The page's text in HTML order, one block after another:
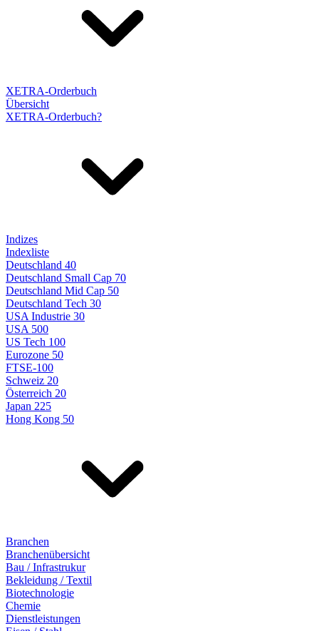
XETRA-Orderbuch
Übersicht
XETRA-Orderbuch?
Indizes
Indexliste
Deutschland 40
Deutschland Small Cap 70
Deutschland Mid Cap 50
Deutschland Tech 30
USA Industrie 30
USA 500
US Tech 100
Eurozone 50
FTSE-100
Schweiz 20
Österreich 20
Japan 225
Hong Kong 50
Branchen
Branchenübersicht
Bau / Infrastrukur
Bekleidung / Textil
Biotechnologie
Chemie
Dienstleistungen